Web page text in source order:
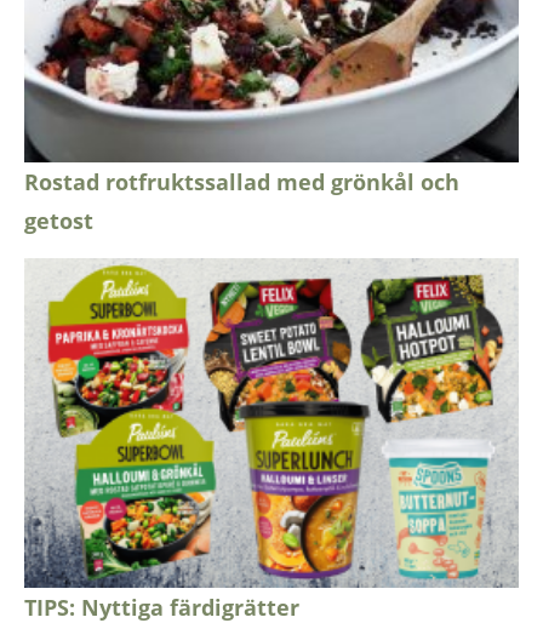
Rostad rotfruktssallad med grönkål och
getost
TIPS: Nyttiga färdigrätter